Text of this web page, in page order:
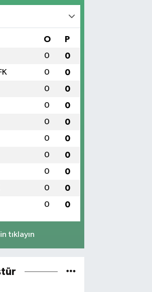
O P
0 0
0 0
0 0
0 0
0 0
0 0
0 0
0 0
0 0
0 0
tıklayın